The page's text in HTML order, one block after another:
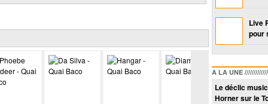
Live
pour
A LA UNE
Le déclic
Horner sur le